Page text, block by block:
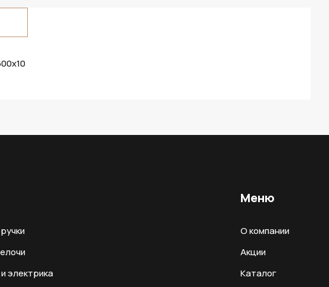
электрика
Меню
О компании
Акции
Каталог